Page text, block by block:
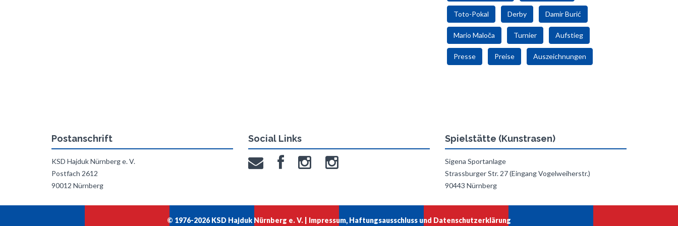
Toto-Pokal Derby Damir Burić
Mario Maloča Turnier Aufstieg
Presse Preise Auszeichnungen
Postanschrift
KSD Hajduk Nürnberg e. V.
Postfach 2612
90012 Nürnberg
Social Links Spielstätte (Kunstrasen)
Sigena Sportanlage
Strassburger Str. 27 (Eingang Vogelweiherstr.)
90443 Nürnberg
© 1976-2026 KSD Hajduk Nürnberg e. V. | Impressum, Haftungsausschluss und Datenschutzerklärung